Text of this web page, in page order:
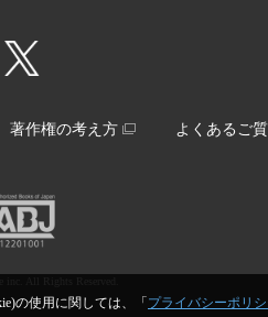
の使用に関しては、「 プライバシーポリ
著作権の考え方 よくあるご